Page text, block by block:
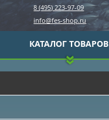
8 (495) 223-97-09
info@fes-shop.ru
КАТАЛОГ ТОВАРОВ